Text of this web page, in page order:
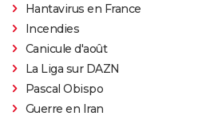
Hantavirus en France
Incendies
Canicule d'août
La Liga sur DAZN
Pascal Obispo
Guerre en Iran